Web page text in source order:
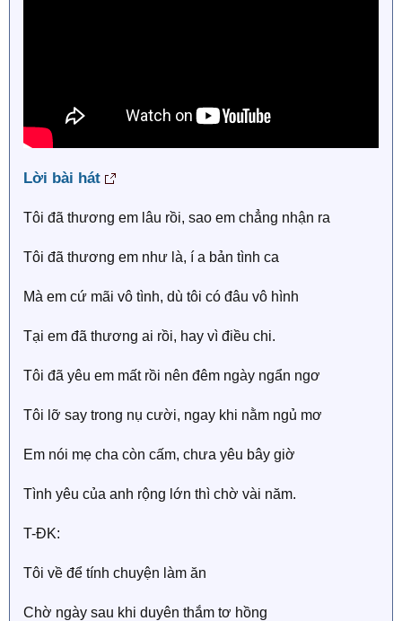
Lời bài hát
Tôi đã thương em lâu rồi, sao em chẳng nhận ra
Tôi đã thương em như là, í a bản tình ca
Mà em cứ mãi vô tình, dù tôi có đâu vô hình
Tại em đã thương ai rồi, hay vì điều chi.
Tôi đã yêu em mất rồi nên đêm ngày ngẩn ngơ
Tôi lỡ say trong nụ cười, ngay khi nằm ngủ mơ
Em nói mẹ cha còn cấm, chưa yêu bây giờ
Tình yêu của anh rộng lớn thì chờ vài năm.
T-ĐK:
Tôi về để tính chuyện làm ăn
Chờ ngày sau khi duyên thắm tơ hồng